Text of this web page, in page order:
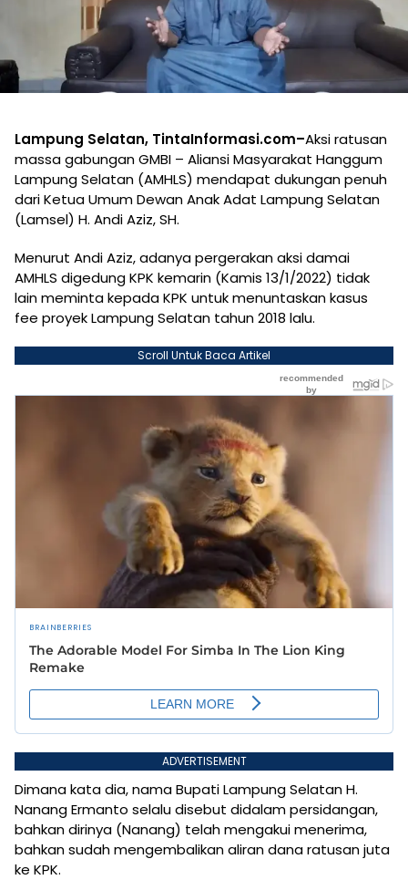
Lampung Selatan, TintaInformasi.com–Aksi ratusan
massa gabungan GMBI – Aliansi Masyarakat Hanggum
Lampung Selatan (AMHLS) mendapat dukungan penuh
dari Ketua Umum Dewan Anak Adat Lampung Selatan
(Lamsel) H. Andi Aziz, SH.
Menurut Andi Aziz, adanya pergerakan aksi damai
AMHLS digedung KPK kemarin (Kamis 13/1/2022) tidak
lain meminta kepada KPK untuk menuntaskan kasus
fee proyek Lampung Selatan tahun 2018 lalu.
Scroll Untuk Baca Artikel
ADVERTISEMENT
Dimana kata dia, nama Bupati Lampung Selatan H.
Nanang Ermanto selalu disebut didalam persidangan,
bahkan dirinya (Nanang) telah mengakui menerima,
bahkan sudah mengembalikan aliran dana ratusan juta
ke KPK.